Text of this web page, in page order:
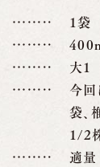
1袋
大1
今回
袋、
1/2
適量